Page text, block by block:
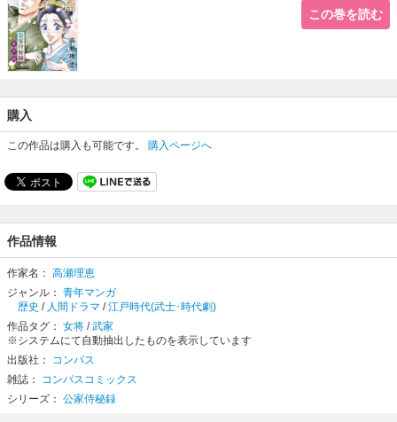
この巻を読む
購入
この作品は購入も可能です。 購入ページへ
作品情報
作家名： 高瀬理恵
ジャンル： 青年マンガ
歴史 / 人間ドラマ /江戸時代(武士･時代劇)
作品タグ： 女将 /武家
※システムにて自動抽出したものを表示しています
出版社： コンパス
雑誌： コンパスコミックス
シリーズ： 公家侍秘録